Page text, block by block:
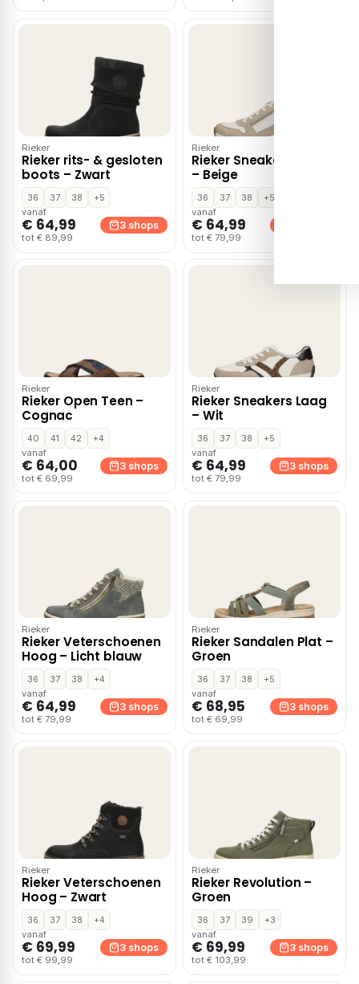
Rieker
Rieker rits- & gesloten
boots – Zwart
36 37 38
+5
vanaf
€ 64,99
tot € 89,99
3 shops
Rieker
Rieker Sneakers Laag
– Beige
36 37 38
+5
vanaf
€ 64,99
tot € 79,99
Rieker
Rieker Open Teen –
Cognac
40 41 42
+4
vanaf
€ 64,00
tot € 69,99
3 shops
Rieker
Rieker Sneakers Laag
– Wit
36 37 38
+5
vanaf
€ 64,99
tot € 79,99
3 shops
Rieker
Rieker Veterschoenen
Hoog – Licht blauw
36 37 38
+4
vanaf
€ 64,99
tot € 79,99
3 shops
Rieker
Rieker Sandalen Plat –
Groen
36 37 38
+5
vanaf
€ 68,95
tot € 69,99
3 shops
Rieker
Rieker Veterschoenen
Hoog – Zwart
36 37 38
+4
vanaf
€ 69,99
tot € 99,99
3 shops
Rieker
Rieker Revolution –
Groen
36 37 39
+3
vanaf
€ 69,99
tot € 103,99
3 shops